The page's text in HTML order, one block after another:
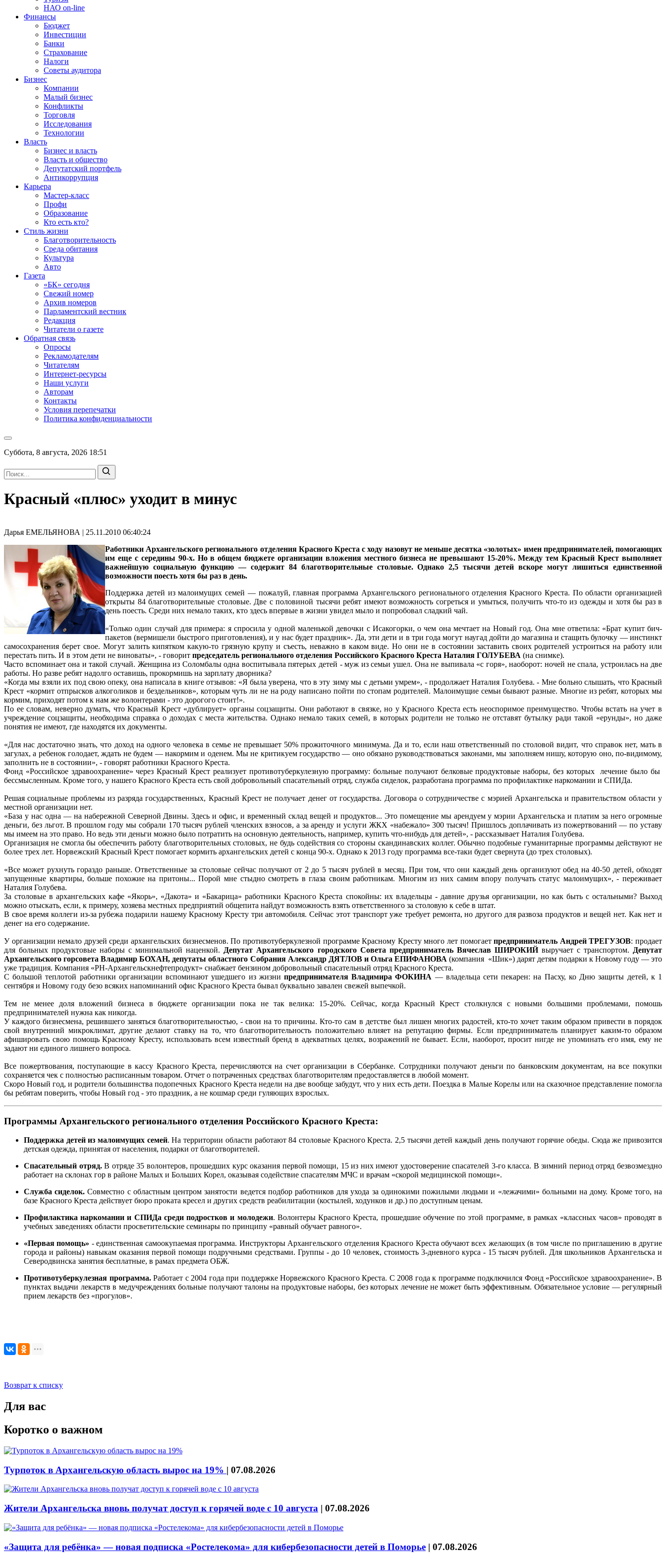
НАО on-line
Финансы
Бюджет
Инвестиции
Банки
Страхование
Налоги
Советы аудитора
Бизнес
Компании
Малый бизнес
Конфликты
Торговля
Исследования
Технологии
Власть
Бизнес и власть
Власть и общество
Депутатский портфель
Антикоррупция
Карьера
Мастер-класс
Профи
Образование
Кто есть кто?
Стиль жизни
Благотворительность
Среда обитания
Культура
Авто
Газета
«БК» сегодня
Свежий номер
Архив номеров
Парламентский вестник
Редакция
Читатели о газете
Обратная связь
Опросы
Рекламодателям
Читателям
Интернет-ресурсы
Наши услуги
Авторам
Контакты
Условия перепечатки
Политика конфиденциальности
Суббота, 8 августа, 2026 18:51
Красный «плюс» уходит в минус
Дарья ЕМЕЛЬЯНОВА | 25.11.2010 06:40:24
Работники Архангельского регионального отделения Красного Креста с ходу назовут не меньше десятка «золотых» имен предпринимателей, помогающих
им еще с середины 90-х. Но в общем бюджете организации вложения местного бизнеса не превышают 15-20%. Между тем Красный Крест выполняет
важнейшую социальную функцию — содержит 84 благотворительные столовые. Однако 2,5 тысячи детей вскоре могут лишиться единственной
возможности поесть хотя бы раз в день.
Поддержка детей из малоимущих семей — пожалуй, главная программа Архангельского регионального отделения Красного Креста. По области организацией
открыты 84 благотворительные столовые. Две с половиной тысячи ребят имеют возможность согреться и умыться, получить что-то из одежды и хотя бы раз в
день поесть. Среди них немало таких, кто здесь впервые в жизни увидел мыло и попробовал сладкий чай.
«Только один случай для примера: я спросила у одной маленькой девочки с Исакогорки, о чем она мечтает на Новый год. Она мне ответила: «Брат купит бич-
пакетов (вермишели быстрого приготовления), и у нас будет праздник». Да, эти дети и в три года могут наугад дойти до магазина и стащить булочку — инстинкт
самосохранения берет свое. Могут залить кипятком какую-то грязную крупу и съесть, неважно в каком виде. Но они не в состоянии заставить своих родителей устроиться на работу или
перестать пить. И в этом дети не виноваты», - говорит председатель регионального отделения Российского Красного Креста Наталия ГОЛУБЕВА (на снимке).
Часто вспоминает она и такой случай. Женщина из Соломбалы одна воспитывала пятерых детей - муж из семьи ушел. Она не выпивала «с горя», наоборот: ночей не спала, устроилась на две
работы. Но разве ребят надолго оставишь, прокормишь на зарплату дворника?
«Когда мы взяли их под свою опеку, она написала в книге отзывов: «Я была уверена, что в эту зиму мы с детьми умрем», - продолжает Наталия Голубева. - Мне больно слышать, что Красный
Крест «кормит отпрысков алкоголиков и бездельников», которым чуть ли не на роду написано пойти по стопам родителей. Малоимущие семьи бывают разные. Многие из ребят, которых мы
кормим, приходят потом к нам же волонтерами - это дорогого стоит!».
По ее словам, неверно думать, что Красный Крест «дублирует» органы соцзащиты. Они работают в связке, но у Красного Креста есть неоспоримое преимущество. Чтобы встать на учет в
учреждение соцзащиты, необходима справка о доходах с места жительства. Однако немало таких семей, в которых родители не только не отставят бутылку ради такой «ерунды», но даже
понятия не имеют, где находятся их документы.
«Для нас достаточно знать, что доход на одного человека в семье не превышает 50% прожиточного минимума. Да и то, если наш ответственный по столовой видит, что справок нет, мать в
загулах, а ребенок голодает, ждать не будем — накормим и оденем. Мы не критикуем государство — оно обязано руководствоваться законами, мы заполняем нишу, которую оно, по-видимому,
заполнить не в состоянии», - говорят работники Красного Креста.
Фонд «Российское здравоохранение» через Красный Крест реализует противотуберкулезную программу: больные получают белковые продуктовые наборы, без которых лечение было бы
бессмысленным. Кроме того, у нашего Красного Креста есть свой добровольный спасательный отряд, служба сиделок, разработана программа по профилактике наркомании и СПИДа.
Решая социальные проблемы из разряда государственных, Красный Крест не получает денег от государства. Договора о сотрудничестве с мэрией Архангельска и правительством области у
местной организации нет.
«База у нас одна — на набережной Северной Двины. Здесь и офис, и временный склад вещей и продуктов... Это помещение мы арендуем у мэрии Архангельска и платим за него огромные
деньги, без льгот. В прошлом году мы собрали 170 тысяч рублей членских взносов, а за аренду и услуги ЖКХ «набежало» 300 тысяч! Пришлось доплачивать из пожертвований — по уставу
мы имеем на это право. Но ведь эти деньги можно было потратить на основную деятельность, например, купить что-нибудь для детей», - рассказывает Наталия Голубева.
Организация не смогла бы обеспечить работу благотворительных столовых, не будь содействия со стороны скандинавских коллег. Обычно подобные гуманитарные программы действуют не
более трех лет. Норвежский Красный Крест помогает кормить архангельских детей с конца 90-х. Однако к 2013 году программа все-таки будет свернута (до трех столовых).
«Все может рухнуть гораздо раньше. Ответственные за столовые сейчас получают от 2 до 5 тысяч рублей в месяц. При том, что они каждый день организуют обед на 40-50 детей, обходят
запущенные квартиры, больше похожие на притоны... Порой мне стыдно смотреть в глаза своим работникам. Многим из них самим впору получать статус малоимущих», - переживает
Наталия Голубева.
За столовые в архангельских кафе «Якорь», «Дакота» и «Бакарица» работники Красного Креста спокойны: их владельцы - давние друзья организации, но как быть с остальными? Выход
можно отыскать, если, к примеру, хозяева местных предприятий общепита найдут возможность взять ответственного за столовую к себе в штат.
В свое время коллеги из-за рубежа подарили нашему Красному Кресту три автомобиля. Сейчас этот транспорт уже требует ремонта, но другого для развоза продуктов и вещей нет. Как нет и
денег на его содержание.
У организации немало друзей среди архангельских бизнесменов. По противотуберкулезной программе Красному Кресту много лет помогаетпредприниматель Андрей ТРЕГУЗОВ: продает
для больных продуктовые наборы с минимальной наценкой. Депутат Архангельского городского Совета предприниматель Вячеслав ШИРОКИЙвыручает с транспортом. Депутат
Архангельского горсовета Владимир БОХАН, депутаты областного Собрания Александр ДЯТЛОВ и Ольга ЕПИФАНОВА (компания «Шик») дарят детям подарки к Новому году — это
уже традиция. Компания «РН-Архангельскнефтепродукт» снабжает бензином добровольный спасательный отряд Красного Креста.
С большой теплотой работники организации вспоминают ушедшего из жизни предпринимателя Владимира ФОКИНА — владельца сети пекарен: на Пасху, ко Дню защиты детей, к 1
сентября и Новому году безо всяких напоминаний офис Красного Креста бывал буквально завален свежей выпечкой.
Тем не менее доля вложений бизнеса в бюджете организации пока не так велика: 15-20%. Сейчас, когда Красный Крест столкнулся с новыми большими проблемами, помошь
предпринимателей нужна как никогда.
У каждого бизнесмена, решившего заняться благотворительностью, - свои на то причины. Кто-то сам в детстве был лишен многих радостей, кто-то хочет таким образом привести в порядок
свой внутренний микроклимат, другие делают ставку на то, что благотворительность положительно влияет на репутацию фирмы. Если предприниматель планирует каким-то образом
афишировать свою помощь Красному Кресту, использовать всем известный бренд в адекватных целях, возражений не бывает. Если, наоборот, просит нигде не упоминать его имя, ему не
задают ни единого лишнего вопроса.
Все пожертвования, поступающие в кассу Красного Креста, перечисляются на счет организации в Сбербанке. Сотрудники получают деньги по банковским документам, на все покупки
сохраняется чек с полностью расписанным товаром. Отчет о потраченных средствах благотворителям предоставляется в любой момент.
Скоро Новый год, и родители большинства подопечных Красного Креста недели на две вообще забудут, что у них есть дети. Поездка в Малые Корелы или на сказочное представление помогла
бы ребятам поверить, чтобы Новый год - это праздник, а не кошмар среди гуляющих взрослых.
Программы Архангельского регионального отделения Российского Красного Креста:
Поддержка детей из малоимущих семей. На территории области работают 84 столовые Красного Креста. 2,5 тысячи детей каждый день получают горячие обеды. Сюда же привозится
детская одежда, принятая от населения, подарки от благотворителей.
Спасательный отряд.В отряде 35 волонтеров, прошедших курс оказания первой помощи, 15 из них имеют удостоверение спасателей 3-го класса. В зимний период отряд безвозмездно
работает на склонах гор в районе Малых и Больших Корел, оказывая содействие спасателям МЧС и врачам «скорой медицинской помощи».
Служба сиделок. Совместно с областным центром занятости ведется подбор работников для ухода за одинокими пожилыми людьми и «лежачими» больными на дому. Кроме того, на
базе Красного Креста действует бюро проката кресел и других средств реабилитации (костылей, ходунков и др.) по доступным ценам.
Профилактика наркомании и СПИДа среди подростков и молодежи. Волонтеры Красного Креста, прошедшие обучение по этой программе, в рамках «классных часов» проводят в
учебных заведениях области просветительские семинары по принципу «равный обучает равного».
«Первая помощь» - единственная самоокупаемая программа. Инструкторы Архангельского отделения Красного Креста обучают всех желающих (в том числе по приглашению в другие
города и районы) навыкам оказания первой помощи подручными средствами. Группы - до 10 человек, стоимость 3-дневного курса - 15 тысяч рублей. Для школьников Архангельска и
Северодвинска занятия бесплатные, в рамах предмета ОБЖ.
Противотуберкулезная программа.Работает с 2004 года при поддержке Норвежского Красного Креста. С 2008 года к программе подключился Фонд «Российское здравоохранение». В
пунктах выдачи лекарств в медучреждениях больные получают талоны на продуктовые наборы, без которых лечение не может быть эффективным. Обязательное условие — регулярный
прием лекарств без «прогулов».
Возврат к списку
Для вас
Коротко о важном
Турпоток в Архангельскую область вырос на 19% | 07.08.2026
Жители Архангельска вновь получат доступ к горячей воде с 10 августа | 07.08.2026
«Защита для ребёнка» — новая подписка «Ростелекома» для кибербезопасности детей в Поморье | 07.08.2026